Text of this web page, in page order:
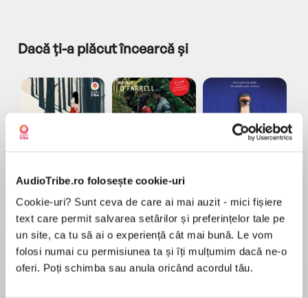
AudioTribe.ro folosește cookie-uri
Cookie-uri? Sunt ceva de care ai mai auzit - mici fișiere
text care permit salvarea setărilor și preferințelor tale pe
un site, ca tu să ai o experiență cât mai bună. Le vom
folosi numai cu permisiunea ta și îți mulțumim dacă ne-o
oferi. Poți schimba sau anula oricând acordul tău.
Dacă ți-a plăcut încearcă și
Haruki Murakami Maggie O'Farrell